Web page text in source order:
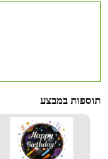
תוספות במבצע